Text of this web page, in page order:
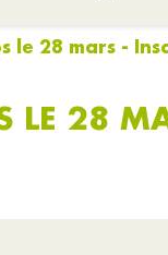
le 28 mars -
LE 28